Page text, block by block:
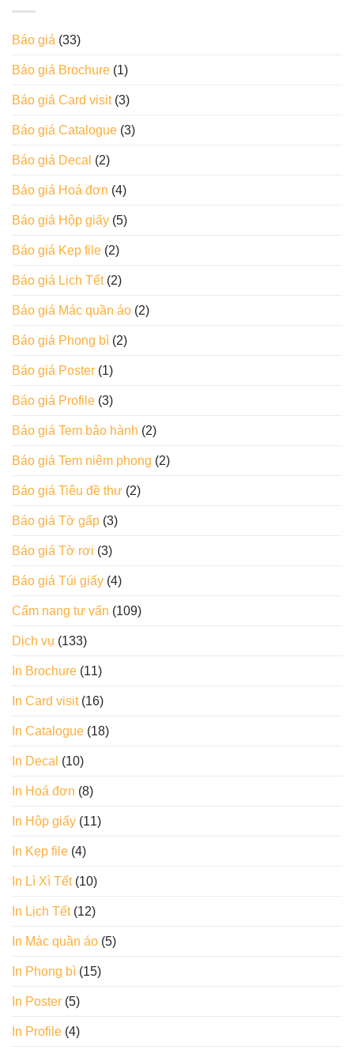
Báo giá (33)
Báo giá Brochure (1)
Báo giá Card visit(3)
Báo giá Catalogue (3)
Báo giá Decal (2)
Báo giá Hoá đơn (4)
Báo giá Hộp giấy (5)
Báo giá Kẹp file (2)
Báo giá Lịch Tết(2)
Báo giá Mác quần áo (2)
Báo giá Phong bì (2)
Báo giá Poster (1)
Báo giá Profile (3)
Báo giá Tem bảo hành (2)
Báo giá Tem niêm phong (2)
Báo giá Tiêu đề thư (2)
Báo giá Tờ gấp (3)
Báo giá Tờ rơi (3)
Báo giá Túi giấy (4)
Cẩm nang tư vấn (109)
Dịch vụ (133)
In Brochure (11)
In Card visit(16)
In Catalogue (18)
In Decal (10)
In Hoá đơn (8)
In Hộp giấy (11)
In Kẹp file (4)
In Lì Xì Tết(10)
In Lịch Tết(12)
In Mác quần áo (5)
In Phong bì (15)
In Poster (5)
In Profile (4)